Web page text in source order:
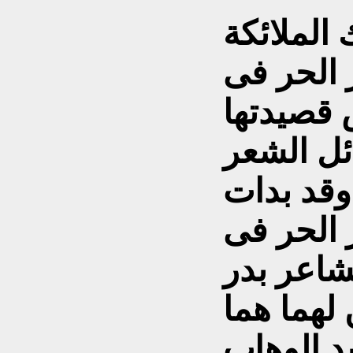
الحر فى
قصيدتها
الشعر
بدات
الحر فى
بدر
هما